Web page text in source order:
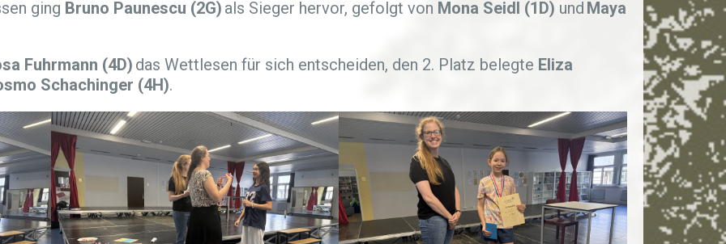
ging Bruno Paunescu (2G) als Sieger hervor, gefolgt von Mona Seidl (1D) und Maya
Fuhrmann (4D) das Wettlesen für sich entscheiden, den 2. Platz belegte Eliza
Schachinger (4H).